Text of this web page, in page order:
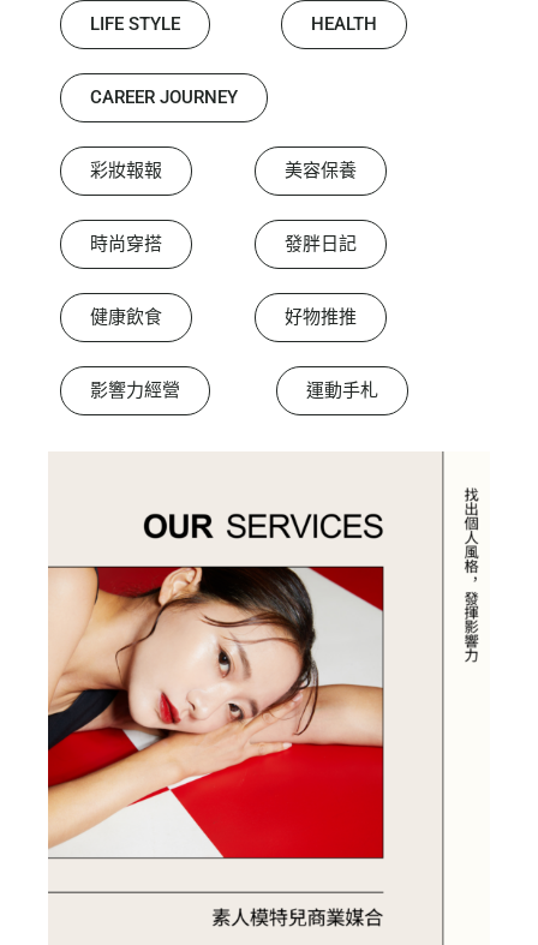
LIFE STYLE HEALTH
CAREER JOURNEY
彩妝報報 美容保養
時尚穿搭 發胖日記
健康飲食 好物推推
影響力經營 運動手札